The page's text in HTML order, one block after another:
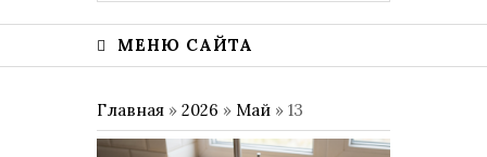
МЕНЮ САЙТА
Главная » 2026 » Май » 13